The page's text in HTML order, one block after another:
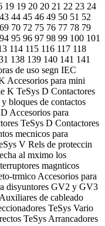
19 19 20 20 21 22 23 24
44 45 46 49 50 51 52
70 72 75 76 77 78 79
95 96 97 98 99 100 101
114 115 116 117 118
138 139 140 141 141
de uso segn IEC
Accesorios para mini
K TeSys D Contactores
bloques de contactos
Accesorios para
TeSys D Contactores
mecnicos para
V Rels de proteccin
al mximo los
magnticos
trmico Accesorios para
disyuntores GV2 y GV3
de cableado
TeSys Vario
TeSys Arrancadores